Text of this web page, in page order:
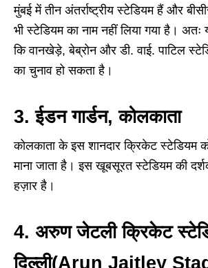
मुंबई में तीन अंतर्राष्ट्रीय स्टेडियम हैं और
भी स्टेडियम का नाम नहीं लिया गया है। अतः
कि वानखेड़े, बेब्रोन और डी. वाई. पाटिल
का चुनाव हो सकता है।
3. ईडन गार्डन, कोलकाता
कोलकाता के इस शानदार क्रिकेट स्टेडियम
माना जाता है। इस खूबसूरत स्टेडियम की
हज़ार है।
4. अरुण जेटली क्रिकेट
दिल्ली(Arun Jaitley